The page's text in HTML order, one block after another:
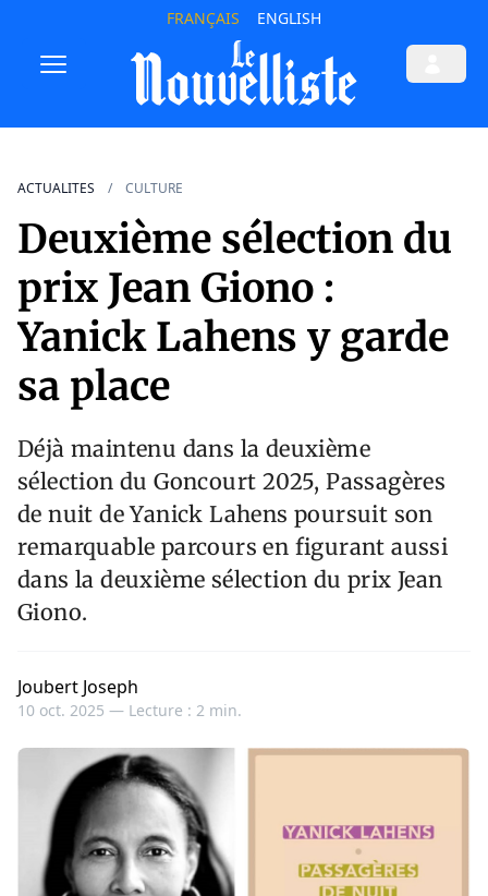
FRANÇAIS ENGLISH
ACTUALITES CULTURE
Deuxième sélection du
prix Jean Giono :
Yanick Lahens y garde
sa place
Déjà maintenu dans la deuxième
sélection du Goncourt 2025, Passagères
de nuit de Yanick Lahens poursuit son
remarquable parcours en figurant aussi
dans la deuxième sélection du prix Jean
Giono.
Joubert Joseph
10 oct. 2025 — Lecture : 2 min.